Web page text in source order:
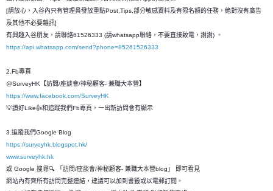
[請放心，入谷內只有管理員發放重點Post,Tips,部分敏感資料及有限名額的任務，絶對沒有廣告
及其他不必要雜訊]
有興趣入谷朋友，請聯絡61526333 (請whatsapp聯絡，不要直接致電，謝謝) 。
https://api.whatsapp.com/send?phone=85261526333
2.Fb專頁
@SurveyHK【訪問/座談會/神秘顧客- 兼職大本營】
https://www.facebook.com/SurveyHK
💡讚好Like👍和追蹤我們Fb專頁，一出新訪問會有顯示
3.追蹤我們Google Blog
https://surveyhk.blogspot.hk/
www.surveyhk.hk
或 Google 搜尋🔍 「訪問/座談會/神秘顧客- 兼職大本營blog」 即可看見
網站內有齊所有訪問完整連結，建議可以加到書籤或以電郵訂閱。